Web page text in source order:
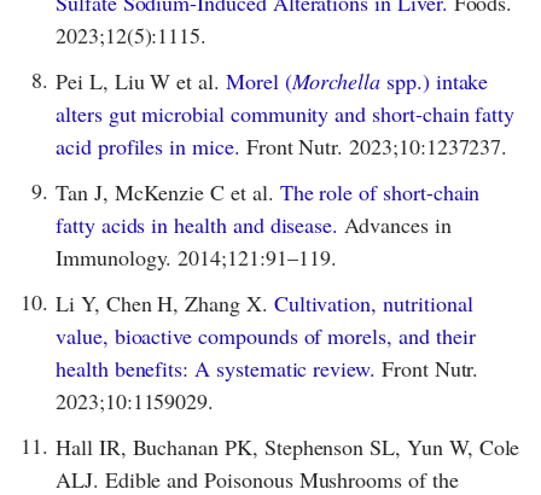
2023;12(5):1115.
8. Pei L, Liu W et al. Morel (Morchella spp.) intake
alters gut microbial community and short-chain fatty
acid profiles in mice. Front Nutr. 2023;10:1237237.
9. Tan J, McKenzie C et al. The role of short-chain
fatty acids in health and disease. Advances in
Immunology. 2014;121:91–119.
10. Li Y, Chen H, Zhang X. Cultivation, nutritional
value, bioactive compounds of morels, and their
health benefits: A systematic review. Front Nutr.
2023;10:1159029.
11. Hall IR, Buchanan PK, Stephenson SL, Yun W, Cole
ALJ. Edible and Poisonous Mushrooms of the